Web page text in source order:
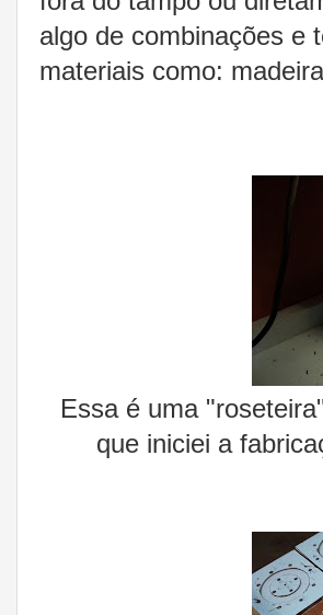
algo de combinações e
materiais como:
Essa é uma
que iniciei a